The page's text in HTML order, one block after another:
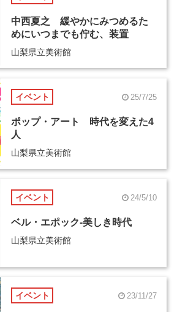
中西夏之 緩やかにみつめるた
めにいつまでも佇む、装置
山梨県立美術館
イベント 25/7/25
ポップ・アート 時代を変えた4
人
山梨県立美術館
イベント 24/5/10
ベル・エポック-美しき時代
山梨県立美術館
イベント 23/11/27